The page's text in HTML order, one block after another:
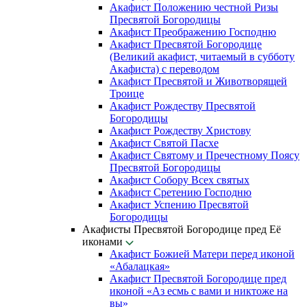
Акафист Положению честной Ризы
Пресвятой Богородицы
Акафист Преображению Господню
Акафист Пресвятой Богородице
(Великий акафист, читаемый в субботу
Акафиста) с переводом
Акафист Пресвятой и Животворящей
Троице
Акафист Рождеству Пресвятой
Богородицы
Акафист Рождеству Христову
Акафист Святой Пасхе
Акафист Святому и Пречестному Поясу
Пресвятой Богородицы
Акафист Собору Всех святых
Акафист Сретению Господню
Акафист Успению Пресвятой
Богородицы
Акафисты Пресвятой Богородице пред Её
иконами
Акафист Божией Матери перед иконой
«Абалацкая»
Акафист Пресвятой Богородице пред
иконой «Аз есмь с вами и никтоже на
вы»